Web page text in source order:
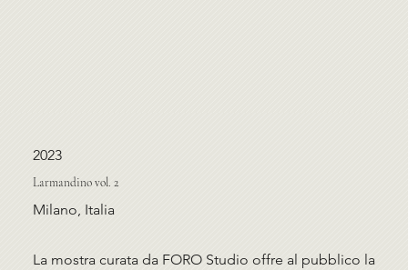
2023
Larmandino vol. 2
Milano, Italia
La mostra curata da FORO Studio offre al pubblico la